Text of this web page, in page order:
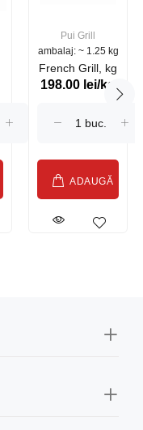
Pui Grill
ambalaj: ~ 1.25 kg
French Grill, kg
198.00 lei/kg
ADAUGĂ